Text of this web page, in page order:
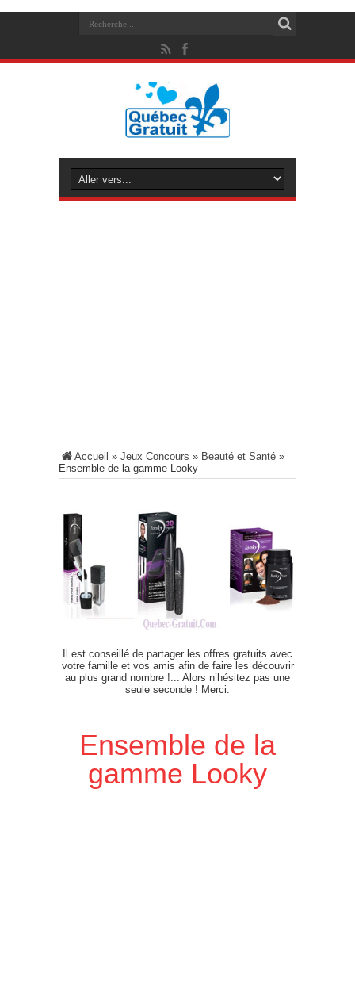
Accueil » Jeux Concours » Beauté et Santé »
Ensemble de la gamme Looky
Il est conseillé de partager les offres gratuits avec
votre famille et vos amis afin de faire les découvrir
au plus grand nombre !... Alors n’hésitez pas une
seule seconde ! Merci.
Ensemble de la
gamme Looky